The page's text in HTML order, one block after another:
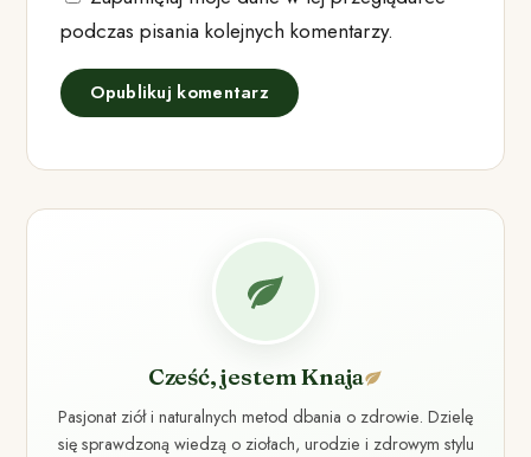
podczas pisania kolejnych komentarzy.
Cześć, jestem Knaja
Pasjonat ziół i naturalnych metod dbania o zdrowie. Dzielę
się sprawdzoną wiedzą o ziołach, urodzie i zdrowym stylu